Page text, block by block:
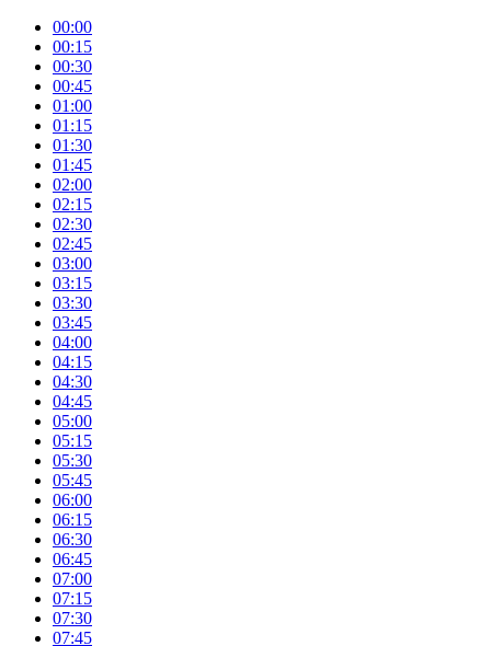
00:00
00:15
00:30
00:45
01:00
01:15
01:30
01:45
02:00
02:15
02:30
02:45
03:00
03:15
03:30
03:45
04:00
04:15
04:30
04:45
05:00
05:15
05:30
05:45
06:00
06:15
06:30
06:45
07:00
07:15
07:30
07:45